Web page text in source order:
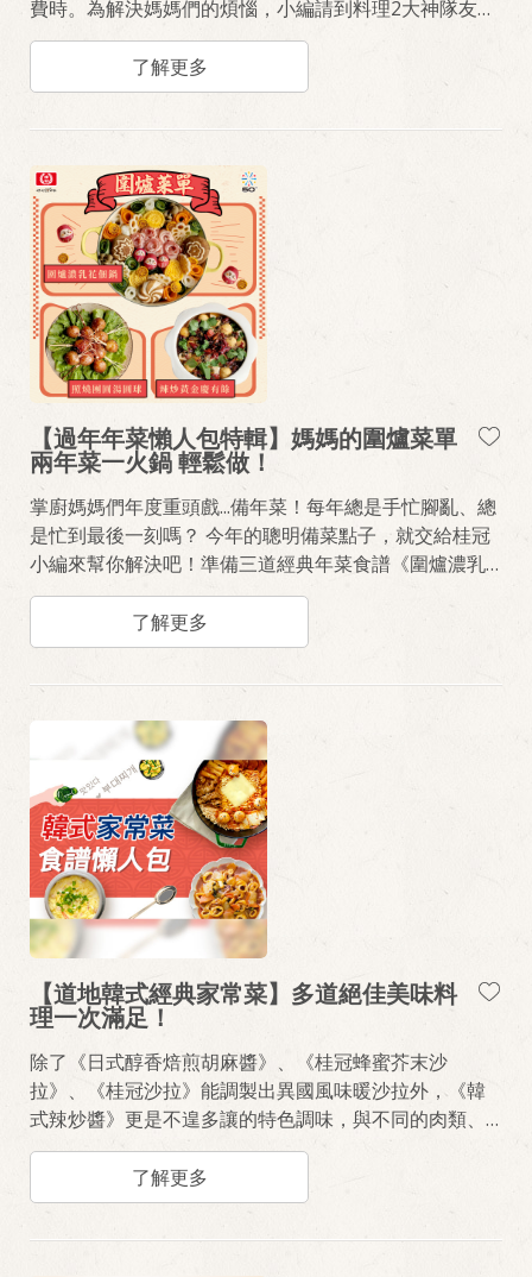
費時。為解決媽媽們的煩惱，小編請到料理2大神隊友
《桂冠食品》幫助拉簡化被菜過程與調味的困難與《氣
炸鍋》控制加熱時間與溫度，讓料理更加不費時，味道
口感不NG。
了解更多
【過年年菜懶人包特輯】媽媽的圍爐菜單
兩年菜一火鍋 輕鬆做！
掌廚媽媽們年度重頭戲...備年菜！每年總是手忙腳亂、總
是忙到最後一刻嗎？ 今年的聰明備菜點子，就交給桂冠
小編來幫你解決吧！準備三道經典年菜食譜《圍爐濃乳
花佃鍋》、《照燒團圓湯圓球》、《辣炒黃金慶有餘》
吃得美味放心，料理省時不費心！
了解更多
【道地韓式經典家常菜】多道絕佳美味料
理一次滿足！
除了《日式醇香焙煎胡麻醬》、《桂冠蜂蜜芥末沙
拉》、《桂冠沙拉》能調製出異國風味暖沙拉外，《韓
式辣炒醬》更是不遑多讓的特色調味，與不同的肉類、
海鮮搭配，輕鬆三兩下，舌尖即可品嚐正統韓式美味。
再次滿足想出國卻無法出國的心願。
了解更多